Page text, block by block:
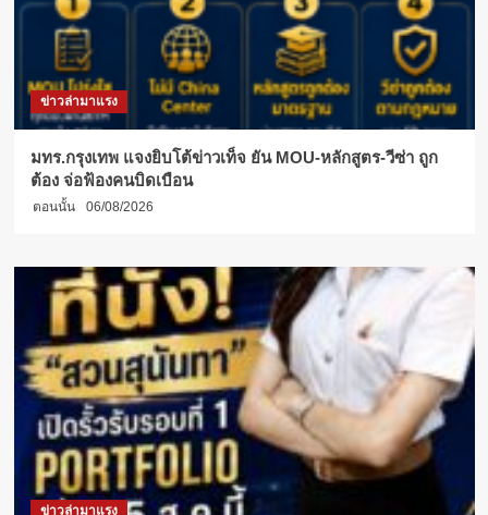
ข่าวล่ามาแรง
มทร.กรุงเทพ แจงยิบโต้ข่าวเท็จ ยัน MOU-หลักสูตร-วีซ่า ถูก
ต้อง จ่อฟ้องคนบิดเบือน
ตอนนั้น 06/08/2026
ข่าวล่ามาแรง